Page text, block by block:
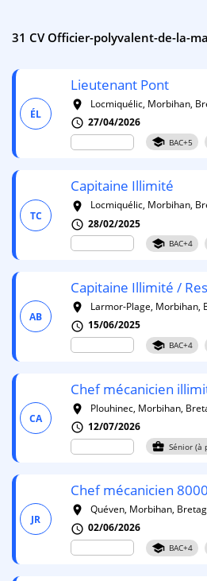
31 CV Officier-polyvalent-de-la-
ÉL
Lieutenant Pont
room
Locmiquélic, Morbihan,
schedule 27/04/2026
school BAC+5
TC
Capitaine Illimité
room
Locmiquélic, Morbihan,
schedule 28/02/2025
school BAC+4
AB
Capitaine Illimité /
room
Larmor-Plage, Morbihan,
schedule 15/06/2025
school BAC+4
CA
Chef mécanicien
room
Plouhinec, Morbihan,
schedule 12/07/2026
business_center Sénior (à
JR
Chef mécanicien
room
Quéven, Morbihan,
schedule 02/06/2026
school BAC+4